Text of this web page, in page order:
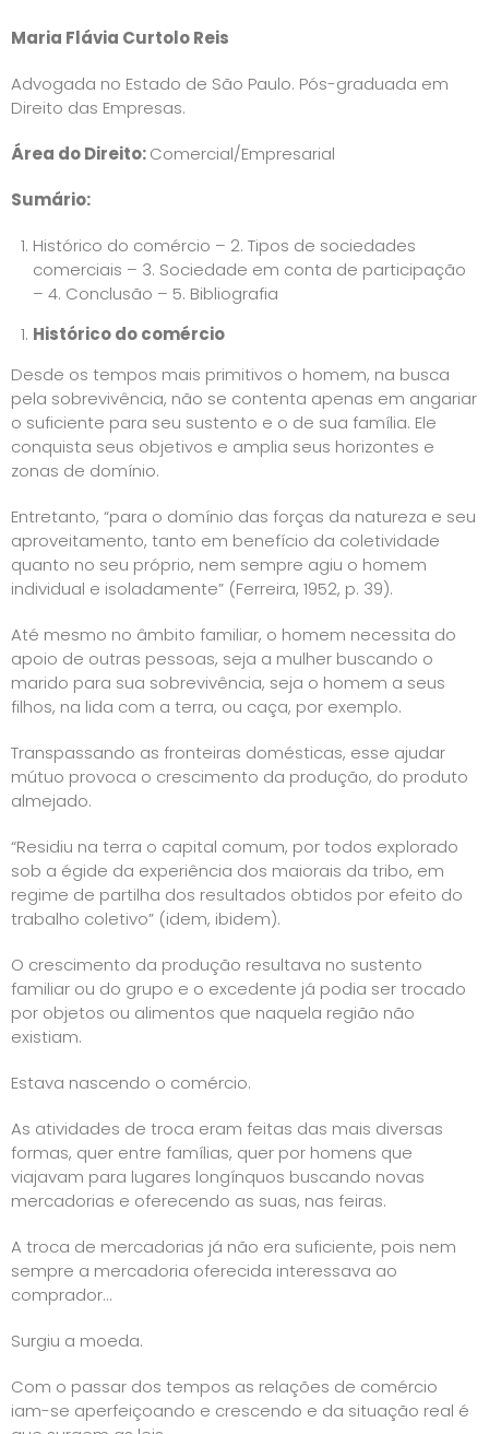
Maria Flávia Curtolo Reis
Advogada no Estado de São Paulo. Pós-graduada em
Direito das Empresas.
Área do Direito:Comercial/Empresarial
Sumário:
Histórico do comércio – 2. Tipos de sociedades
comerciais – 3. Sociedade em conta de participação
– 4. Conclusão – 5. Bibliografia
Histórico do comércio
Desde os tempos mais primitivos o homem, na busca
pela sobrevivência, não se contenta apenas em angariar
o suficiente para seu sustento e o de sua família. Ele
conquista seus objetivos e amplia seus horizontes e
zonas de domínio.
Entretanto, “para o domínio das forças da natureza e seu
aproveitamento, tanto em benefício da coletividade
quanto no seu próprio, nem sempre agiu o homem
individual e isoladamente” (Ferreira, 1952, p. 39).
Até mesmo no âmbito familiar, o homem necessita do
apoio de outras pessoas, seja a mulher buscando o
marido para sua sobrevivência, seja o homem a seus
filhos, na lida com a terra, ou caça, por exemplo.
Transpassando as fronteiras domésticas, esse ajudar
mútuo provoca o crescimento da produção, do produto
almejado.
“Residiu na terra o capital comum, por todos explorado
sob a égide da experiência dos maiorais da tribo, em
regime de partilha dos resultados obtidos por efeito do
trabalho coletivo” (idem, ibidem).
O crescimento da produção resultava no sustento
familiar ou do grupo e o excedente já podia ser trocado
por objetos ou alimentos que naquela região não
existiam.
Estava nascendo o comércio.
As atividades de troca eram feitas das mais diversas
formas, quer entre famílias, quer por homens que
viajavam para lugares longínquos buscando novas
mercadorias e oferecendo as suas, nas feiras.
A troca de mercadorias já não era suficiente, pois nem
sempre a mercadoria oferecida interessava ao
comprador…
Surgiu a moeda.
Com o passar dos tempos as relações de comércio
iam-se aperfeiçoando e crescendo e da situação real é